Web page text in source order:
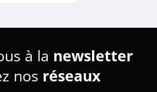
à la newsletter
nos réseaux